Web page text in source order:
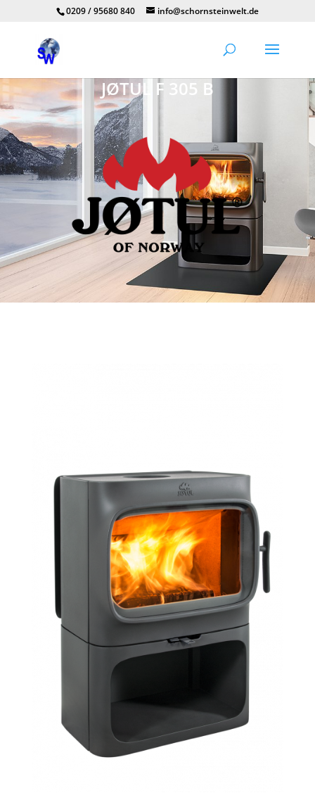
0209 / 95680 840 info@schornsteinwelt.de
JØTUL F 305 B